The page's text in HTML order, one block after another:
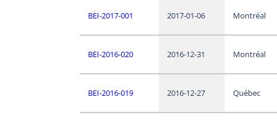
BEI-2017-001 2017-01-06 Montréal
BEI-2016-020 2016-12-31 Montréal
BEI-2016-019 2016-12-27 Québec